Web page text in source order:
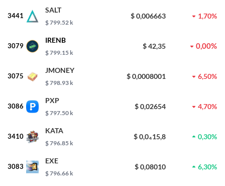
3441
SALT
$ 799.52 k
$ 0,006663 1,70%
3079
IRENB
$ 799.15 k
$ 42,35 0,00%
3075
JMONEY
$ 798.93 k
$ 0,0008001 6,50%
3086
PXP
$ 797.50 k
$ 0,02654 4,70%
3410
KATA
$ 796.85 k
$ 0,0₄15,8 0,30%
3083
EXE
$ 796.66 k
$ 0,08010 6,30%